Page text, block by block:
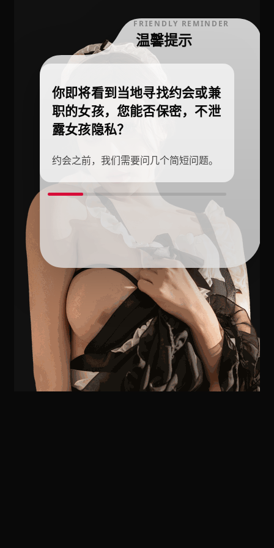
FRIENDLY REMINDER
温馨提示
你即将看到当地寻找约会或兼
职的女孩，您能否保密，不泄
露女孩隐私？
约会之前，我们需要问几个简短问题。